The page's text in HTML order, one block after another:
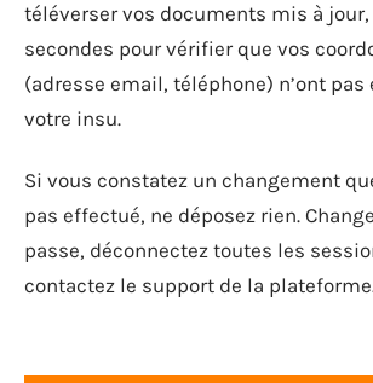
téléverser vos documents mis à
secondes pour vérifier que vos
(adresse email, téléphone) n’ont
votre insu.
Si vous constatez un changement
pas effectué, ne déposez rien.
passe, déconnectez toutes les
contactez le support de la